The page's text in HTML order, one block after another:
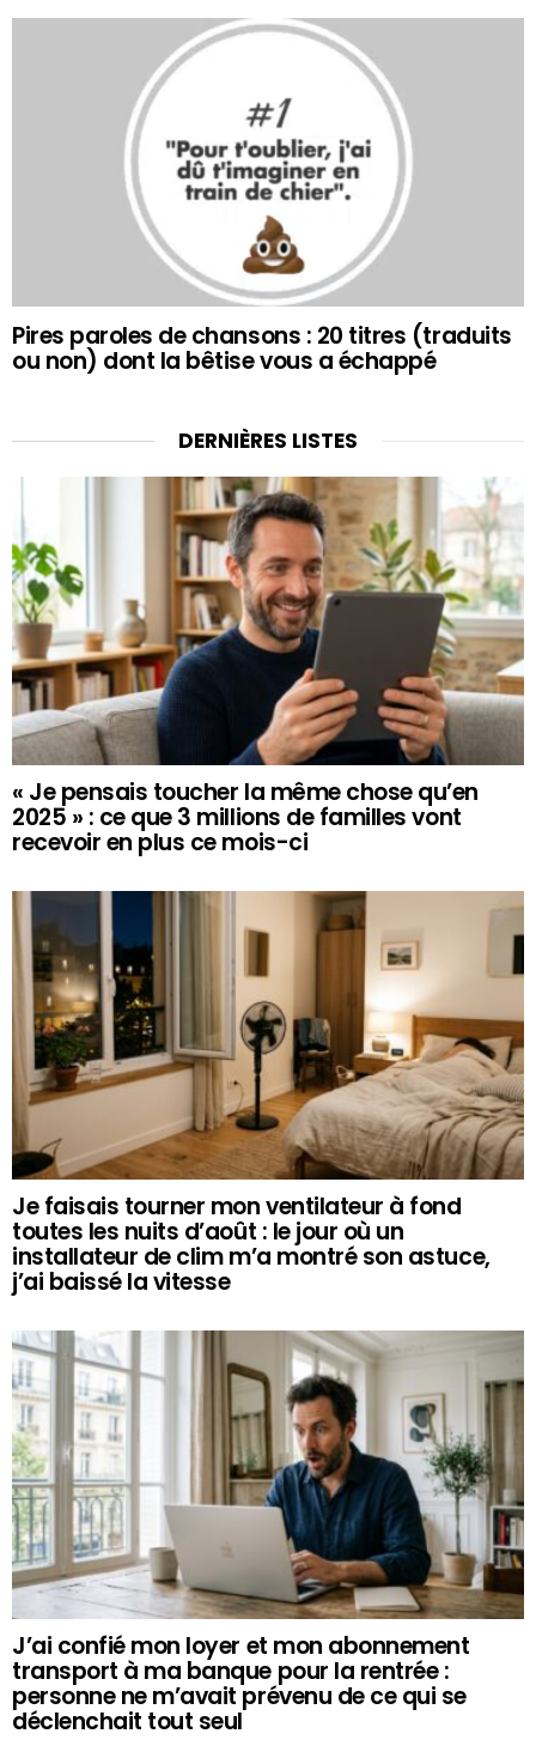
Pires paroles de chansons : 20 titres (traduits
ou non) dont la bêtise vous a échappé
DERNIÈRES LISTES
« Je pensais toucher la même chose qu’en
2025 » : ce que 3 millions de familles vont
recevoir en plus ce mois-ci
Je faisais tourner mon ventilateur à fond
toutes les nuits d’août : le jour où un
installateur de clim m’a montré son astuce,
j’ai baissé la vitesse
J’ai confié mon loyer et mon abonnement
transport à ma banque pour la rentrée :
personne ne m’avait prévenu de ce qui se
déclenchait tout seul